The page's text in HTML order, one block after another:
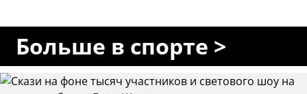
Больше в спорте >